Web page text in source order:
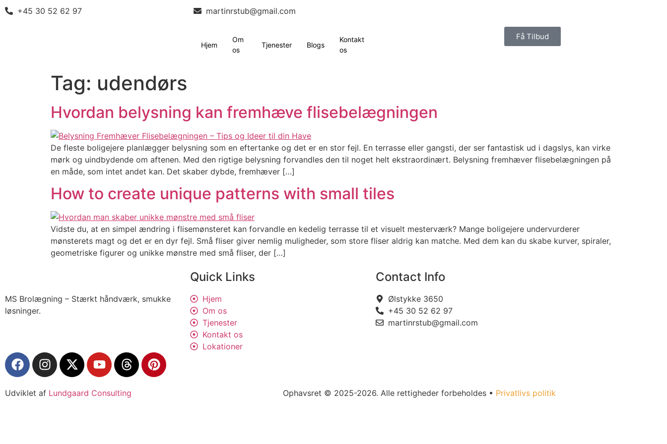
+45 30 52 62 97 martinrstub@gmail.com
Hjem
Om
os
Tjenester Blogs
Kontakt
os
Få Tilbud
Tag: udendørs
Hvordan belysning kan fremhæve flisebelægningen
De fleste boligejere planlægger belysning som en eftertanke og det er en stor fejl. En terrasse eller gangsti, der ser fantastisk ud i dagslys, kan virke
mørk og uindbydende om aftenen. Med den rigtige belysning forvandles den til noget helt ekstraordinært. Belysning fremhæver flisebelægningen på
en måde, som intet andet kan. Det skaber dybde, fremhæver […]
How to create unique patterns with small tiles
Vidste du, at en simpel ændring i flisemønsteret kan forvandle en kedelig terrasse til et visuelt mesterværk? Mange boligejere undervurderer
mønsterets magt og det er en dyr fejl. Små fliser giver nemlig muligheder, som store fliser aldrig kan matche. Med dem kan du skabe kurver, spiraler,
geometriske figurer og unikke mønstre med små fliser, der […]
MS Brolægning – Stærkt håndværk, smukke
løsninger.
Quick Links
Hjem
Om os
Tjenester
Kontakt os
Lokationer
Contact Info
Ølstykke 3650
+45 30 52 62 97
martinrstub@gmail.com
Udviklet af Lundgaard Consulting Ophavsret © 2025-2026. Alle rettigheder forbeholdes • Privatlivs politik